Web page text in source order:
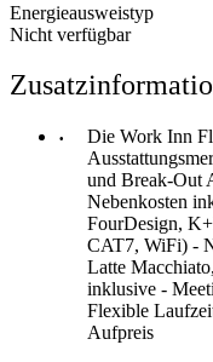
Energieausweistyp
Nicht verfügbar
Die Work Inn
und Break-Out
Nebenkosten
FourDesign,
CAT7, WiFi) -
Latte
inklusive -
Flexible
Aufpreis